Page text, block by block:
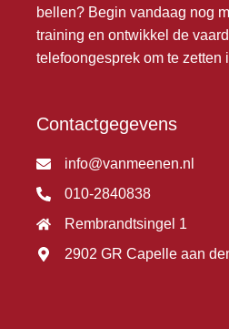
bellen? Begin vandaag nog
training en ontwikkel de
telefoongesprek om te zetten
Contactgegevens
info@vanmeenen.nl
010-2840838
Rembrandtsingel 1
2902 GR Capelle aan